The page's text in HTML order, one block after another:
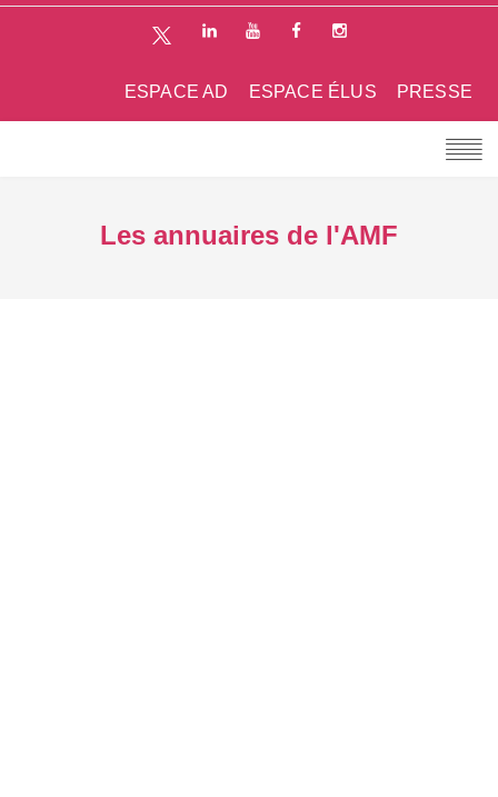
PRESSE
ESPACE ÉLUS
ESPACE AD
Les annuaires de l'AMF